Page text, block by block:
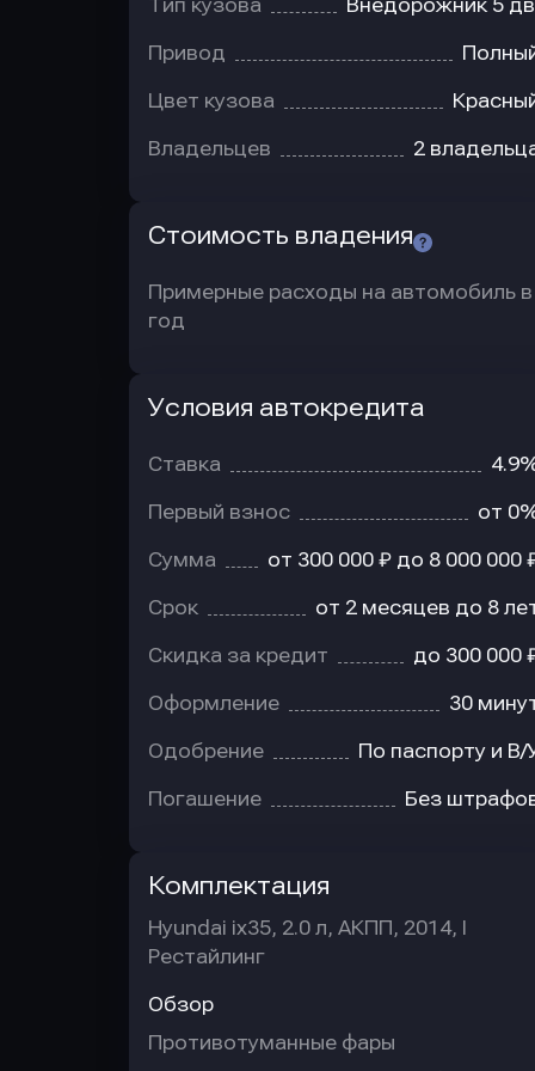
Тип кузова Внедорожник 5
Привод
Цвет кузова
Владельцев 2
Стоимость владения
Примерные расходы на автомобиль в
год
Условия автокредита
Ставка
Первый взнос от
Сумма от 300 000 ₽ до 8 000 000
Срок от 2 месяцев до 8
Скидка за кредит до 300 000
Оформление 30
Одобрение По паспорту и В/
Погашение Без
Комплектация
Hyundai ix35, 2.0 л, АКПП, 2014, I
Рестайлинг
Обзор
Противотуманные фары